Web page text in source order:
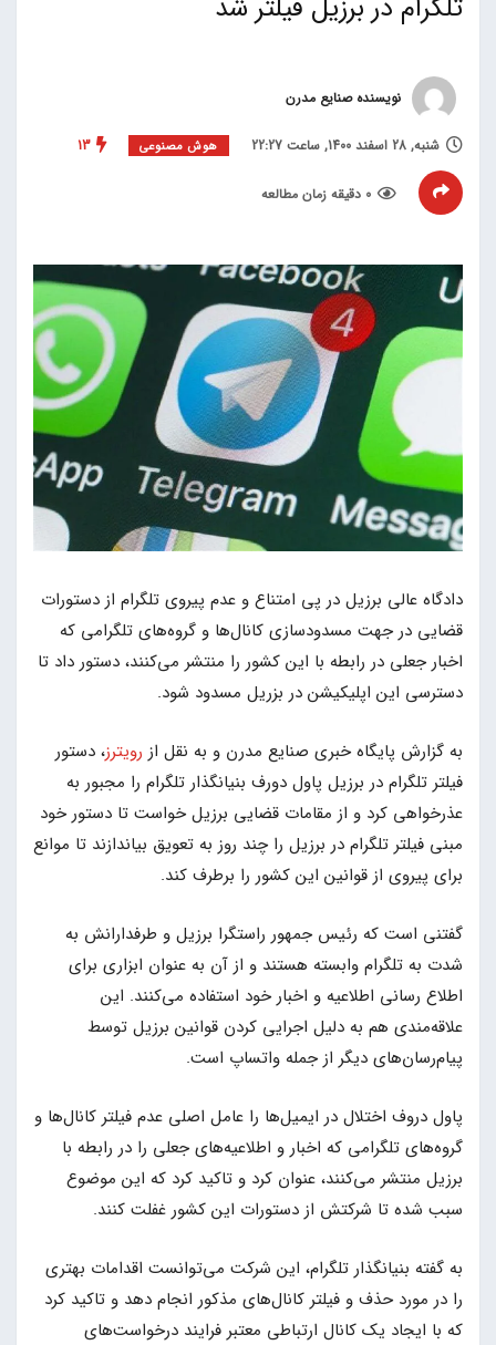
تلگرام در برزیل فیلتر شد
نویسنده صنایع مدرن
شنبه, 28 اسفند 1400, ساعت 22:27 هوش مصنوعی 13
0 دقیقه زمان مطالعه
دادگاه عالی برزیل در پی امتناع و عدم پیروی تلگرام از دستورات
قضایی در جهت مسدودسازی کانال‌ها و گروه‌های تلگرامی که
اخبار جعلی در رابطه با این کشور را منتشر می‌کنند، دستور داد تا
دسترسی این اپلیکیشن در بزریل مسدود شود.
به گزارش پایگاه خبری صنایع مدرن و به نقل از رویترز، دستور
فیلتر تلگرام در برزیل پاول دورف بنیانگذار تلگرام را مجبور به
عذرخواهی کرد و از مقامات قضایی برزیل خواست تا دستور خود
مبنی فیلتر تلگرام در برزیل را چند روز به تعویق بیاندازند تا موانع
برای پیروی از قوانین این کشور را برطرف کند.
گفتنی است که رئیس جمهور راستگرا برزیل و طرفدارانش به
شدت به تلگرام وابسته هستند و از آن به عنوان ابزاری برای
اطلاع رسانی اطلاعیه‌ و اخبار خود استفاده می‌کنند. این
علاقه‌مندی هم به دلیل اجرایی کردن قوانین برزیل توسط
پیام‌رسان‌های دیگر از جمله واتساپ است.
پاول دروف اختلال در ایمیل‌ها را عامل اصلی عدم فیلتر کانال‌ها و
گروه‌های تلگرامی که اخبار و اطلاعیه‌های جعلی را در رابطه با
برزیل منتشر می‌کنند، عنوان کرد و تاکید کرد که این موضوع
سبب شده تا شرکتش از دستورات این کشور غفلت کنند.
به گفته بنیانگذار تلگرام، این شرکت می‌توانست اقدامات بهتری
را در مورد حذف و فیلتر کانال‌های مذکور انجام دهد و تاکید کرد
که با ایجاد یک کانال ارتباطی معتبر فرایند درخواست‌های